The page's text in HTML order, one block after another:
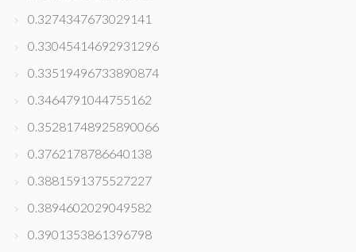
0.3274347673029141
0.33045414692931296
0.33519496733890874
0.3464791044755162
0.35281748925890066
0.3762178786640138
0.3881591375527227
0.3894602029049582
0.3901353861396798